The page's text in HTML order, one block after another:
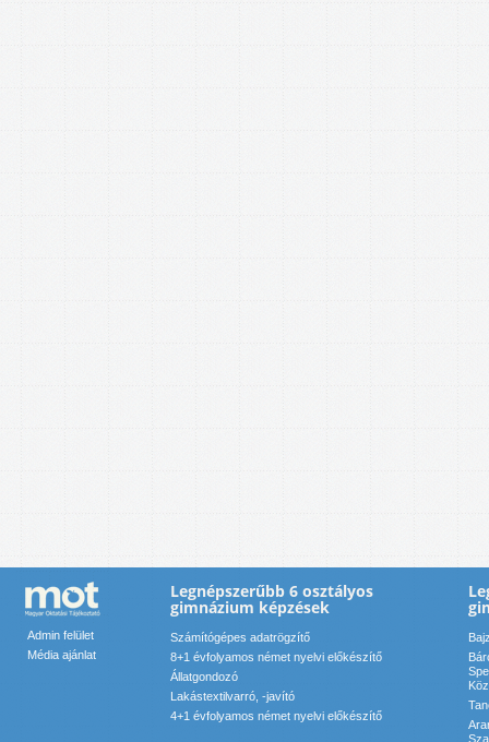
Admin felület
Média ajánlat
Legnépszerűbb 6 osztályos
gimnázium képzések
Számítógépes adatrögzítő
8+1 évfolyamos német nyelvi előkészítő
Állatgondozó
Lakástextilvarró, -javító
4+1 évfolyamos német nyelvi előkészítő